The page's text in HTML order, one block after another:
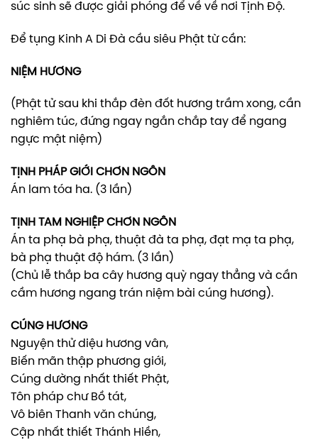
súc sinh sẽ được giải phóng để về về nơi Tịnh Độ.
Để tụng Kinh A Di Đà cầu siêu Phật từ cần:
NIỆM HƯƠNG
(Phật tử sau khi thắp đèn đốt hương trầm xong, cần
nghiêm túc, đứng ngay ngắn chắp tay để ngang
ngực mật niệm)
TỊNH PHÁP GIỚI CHƠN NGÔN
Án lam tóa ha. (3 lần)
TỊNH TAM NGHIỆP CHƠN NGÔN
Án ta phạ bà phạ, thuật đà ta phạ, đạt mạ ta phạ,
bà phạ thuật độ hám. (3 lần)
(Chủ lễ thắp ba cây hương quỳ ngay thẳng và cần
cầm hương ngang trán niệm bài cúng hương).
CÚNG HƯƠNG
Nguyện thử diệu hương vân,
Biến mãn thập phương giới,
Cúng dường nhất thiết Phật,
Tôn pháp chư Bồ tát,
Vô biên Thanh văn chúng,
Cập nhất thiết Thánh Hiền,